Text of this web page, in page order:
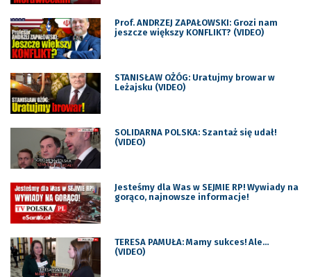
Prof. ANDRZEJ ZAPAŁOWSKI: Grozi nam
jeszcze większy KONFLIKT? (VIDEO)
STANISŁAW OŻÓG: Uratujmy browar w
Leżajsku (VIDEO)
SOLIDARNA POLSKA: Szantaż się udał!
(VIDEO)
Jesteśmy dla Was w SEJMIE RP! Wywiady na
gorąco, najnowsze informacje!
TERESA PAMUŁA: Mamy sukces! Ale…
(VIDEO)